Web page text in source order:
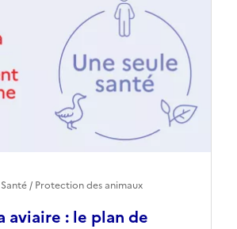
aviaire : le plan de
Santé / Protection des animaux